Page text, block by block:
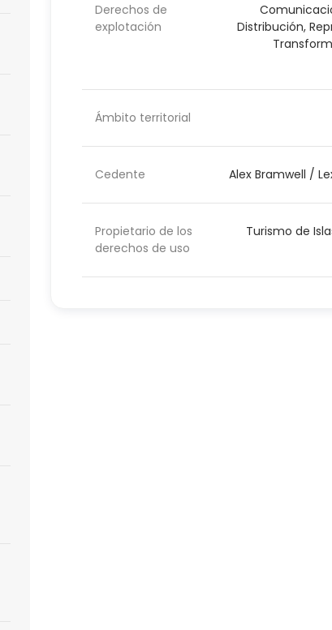
Derechos de
explotación
Distribución,
Ámbito territorial
Cedente Alex Bramwell /
Propietario de los
derechos de uso
Turismo de